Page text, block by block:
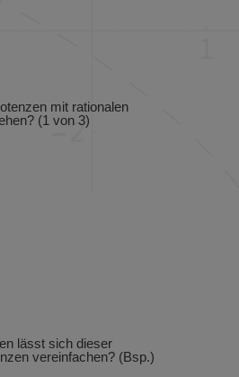
mit rationalen
(1 von 3)
lässt sich dieser
vereinfachen? (Bsp.)